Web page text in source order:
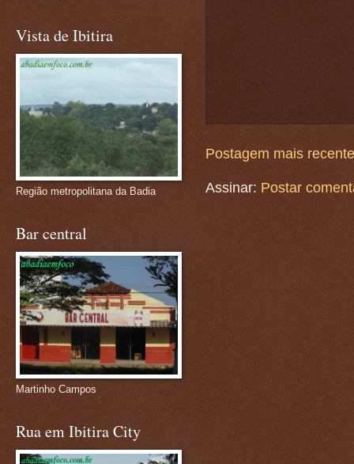
Postagem mais recente
Assinar: Postar
Vista de Ibitira
Região metropolitana da Badia
Bar central
Martinho Campos
Rua em Ibitira City